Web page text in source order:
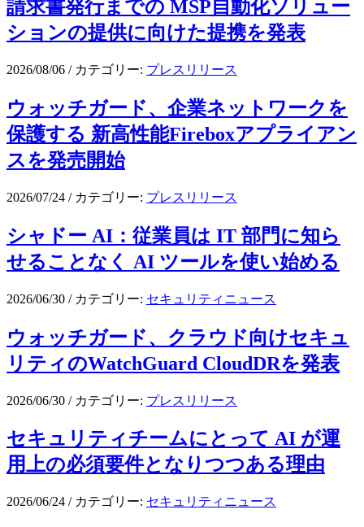
請求書発行までの MSP自動化ソリュー
ションの提供に向けた提携を発表
2026/08/06 / カテゴリー: プレスリリース
ウォッチガード、企業ネットワークを
保護する 新高性能Fireboxアプライアン
スを発売開始
2026/07/24 / カテゴリー: プレスリリース
シャドー AI：従業員は IT 部門に知ら
せることなく AI ツールを使い始める
2026/06/30 / カテゴリー: セキュリティニュース
ウォッチガード、クラウド向けセキュ
リティのWatchGuard CloudDRを発表
2026/06/30 / カテゴリー: プレスリリース
セキュリティチームにとって AI が運
用上の必須要件となりつつある理由
2026/06/24 / カテゴリー: セキュリティニュース